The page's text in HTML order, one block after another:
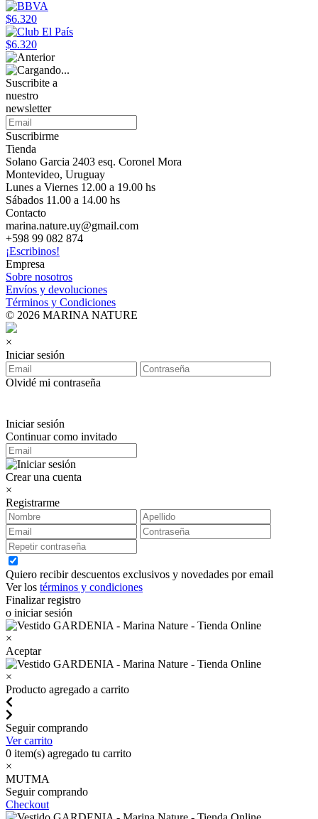
$6.320
$6.320
Suscribite a
nuestro
newsletter
Suscribirme
Tienda
Solano Garcia 2403 esq. Coronel Mora
Montevideo, Uruguay
Lunes a Viernes 12.00 a 19.00 hs
Sábados 11.00 a 14.00 hs
Contacto
marina.nature.uy@gmail.com
+598 99 082 874
¡Escribinos!
Empresa
Sobre nosotros
Envíos y devoluciones
Términos y Condiciones
© 2026 MARINA NATURE
×
Iniciar sesión
Olvidé mi contraseña
Iniciar sesión
Continuar como invitado
Crear una cuenta
×
Registrarme
Quiero recibir descuentos exclusivos y novedades por email
Ver los términos y condiciones
Finalizar registro
o iniciar sesión
×
Aceptar
×
Producto agregado a carrito
Seguir comprando
Ver carrito
0 item(s) agregado tu carrito
×
MUTMA
Seguir comprando
Checkout